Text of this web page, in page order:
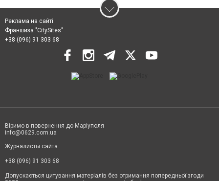
Реклама на сайті
Франшиза "CitySites"
+38 (096) 91 303 68
Віримо в повернення до Маріуполя
info@0629.com.ua
Журналисты сайта
+38 (096) 91 303 68
Допускається цитування матеріалів без отримання попередньої згоди